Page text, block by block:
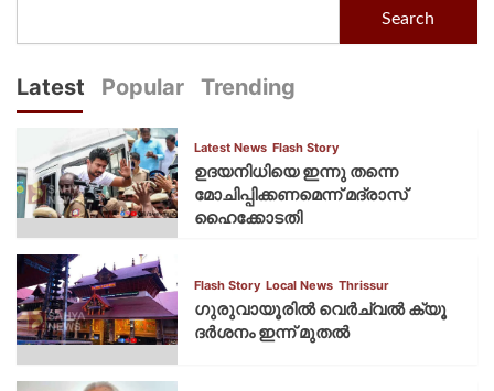
Search
Latest Popular Trending
Latest News Flash Story
ഉദയനിധിയെ ഇന്നു തന്നെ
മോചിപ്പിക്കണമെന്ന് മദ്രാസ്
ഹൈക്കോടതി
Flash Story Local News Thrissur
ഗുരുവായൂരില്‍ വെര്‍ച്വല്‍ ക്യൂ
ദര്‍ശനം ഇന്ന് മുതല്‍